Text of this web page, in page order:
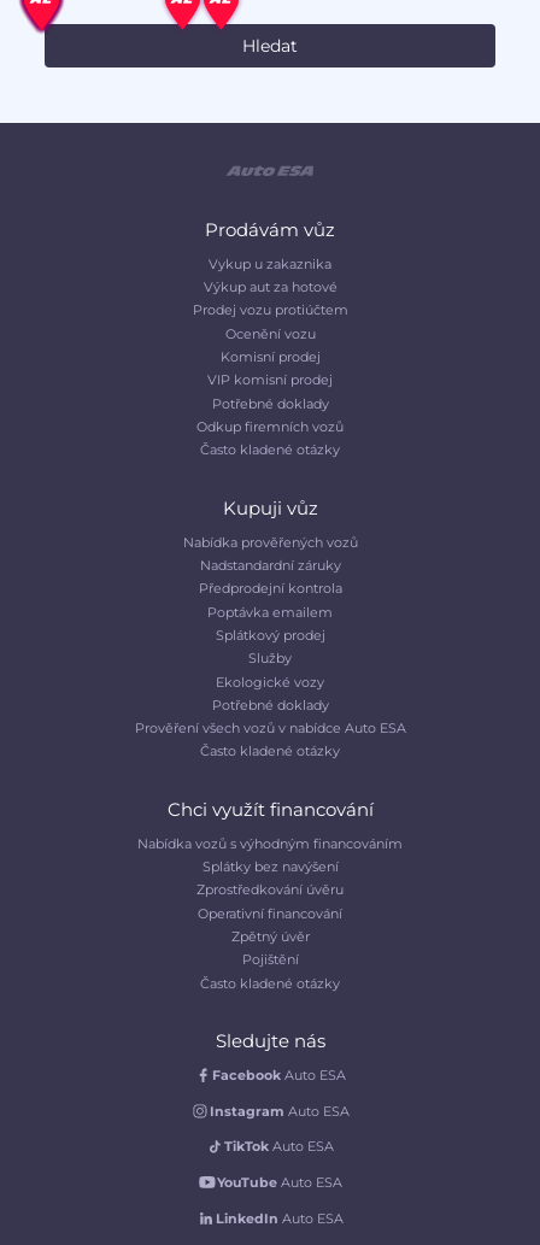
Prodávám vůz
Vykup u zakaznika
Výkup aut za hotové
Prodej vozu protiúčtem
Ocenění vozu
Komisní prodej
VIP komisní prodej
Potřebné doklady
Odkup firemních vozů
Často kladené otázky
Kupuji vůz
Nabídka prověřených vozů
Nadstandardní záruky
Předprodejní kontrola
Poptávka emailem
Splátkový prodej
Služby
Ekologické vozy
Potřebné doklady
Prověření všech vozů v nabídce Auto ESA
Často kladené otázky
Chci využít financování
Nabídka vozů s výhodným financováním
Splátky bez navýšení
Zprostředkování úvěru
Operativní financování
Zpětný úvěr
Pojištění
Často kladené otázky
Sledujte nás
Facebook Auto ESA
Instagram Auto ESA
TikTok Auto ESA
YouTubeAuto ESA
LinkedIn Auto ESA